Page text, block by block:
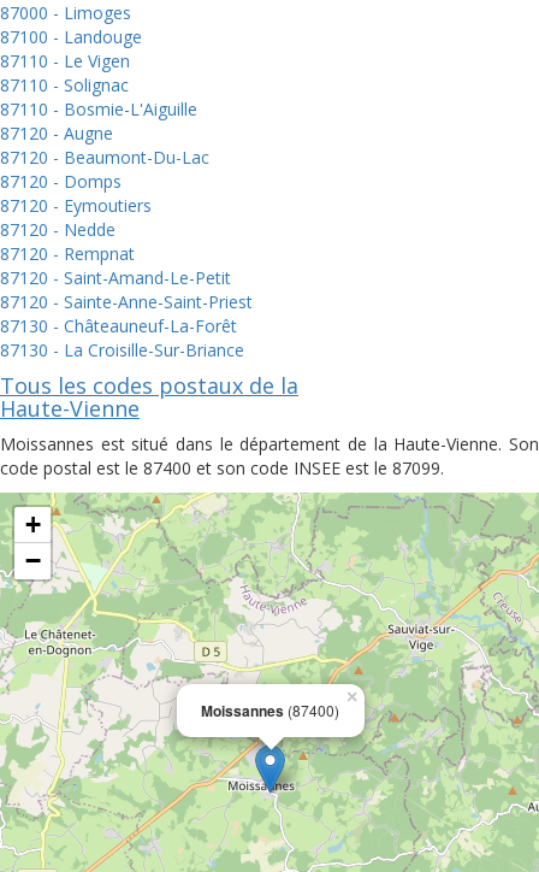
87000 - Limoges
87100 - Landouge
87110 - Le Vigen
87110 - Solignac
87110 - Bosmie-L'Aiguille
87120 - Augne
87120 - Beaumont-Du-Lac
87120 - Domps
87120 - Eymoutiers
87120 - Nedde
87120 - Rempnat
87120 - Saint-Amand-Le-Petit
87120 - Sainte-Anne-Saint-Priest
87130 - Châteauneuf-La-Forêt
87130 - La Croisille-Sur-Briance
Tous les codes postaux de la
Haute-Vienne
Moissannes est situé dans le département de la Haute-Vienne. Son
code postal est le 87400 et son code INSEE est le 87099.
Moissannes (87400)
×
+
−